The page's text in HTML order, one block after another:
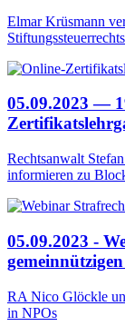
Elmar Krüsmann
05.09.2023 —
Rechtsanwalt
informieren zu
05.09.2023 -
RA Nico Glöckle
in NPOs